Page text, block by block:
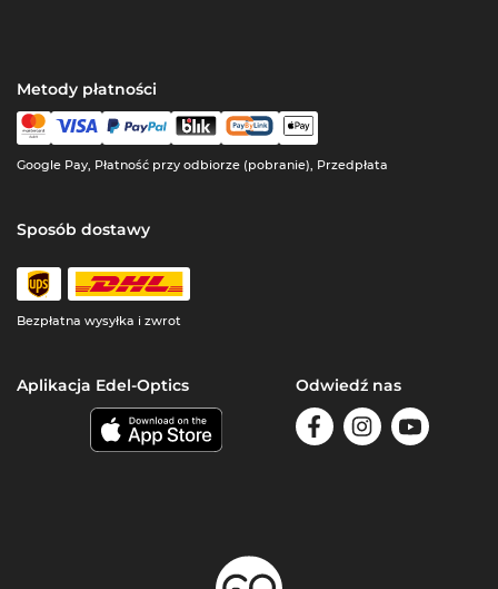
Metody płatności
Google Pay, Płatność przy odbiorze (pobranie), Przedpłata
Sposób dostawy
Bezpłatna wysyłka i zwrot
Aplikacja Edel-Optics Odwiedź nas